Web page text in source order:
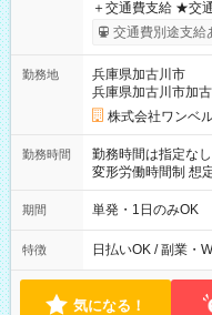
＋交通費支給 ★交通費全額支給！ ★日払いOK！（規定あり） ┗
働いたその日に現
交通費別途支給
勤務地
兵庫県加古川市
兵庫県加古川市加
株式会社ワンベ
勤務時間
勤務時間は指定なし
変形労働時間制 想定労働時間
00～20：00
期間 単発・1日のみOK
特徴 日払いOK / 副業・
気になる！